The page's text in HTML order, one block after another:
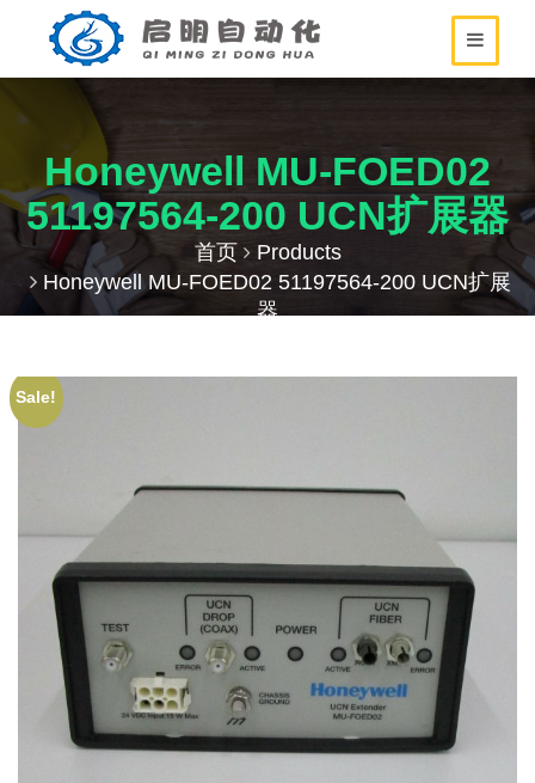
Honeywell MU-FOED02
51197564-200 UCN扩展器
首页
Products
Honeywell MU-FOED02 51197564-200 UCN扩展
器
Sale!